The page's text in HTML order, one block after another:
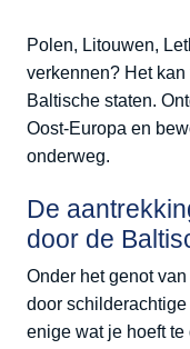
Polen, Litouwen,
verkennen? Het
Baltische staten.
Oost-Europa en
onderweg.
De
door de
Onder het genot
door
enige wat je hoeft